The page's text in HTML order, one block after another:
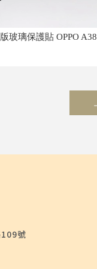
玻璃保護貼 OPPO A38
號